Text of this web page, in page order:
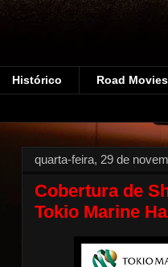
Histórico Road
quarta-feira, 29 de
Cobertura de
Tokio Marine